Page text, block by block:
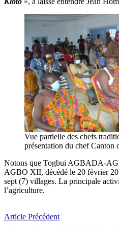
Vue partielle des chefs
présentation du chef Canton
Notons que Togbui AGBADA-
AGBO XII, décédé le 20 février
sept (7) villages. La principale
l’agriculture.
Article Précédent